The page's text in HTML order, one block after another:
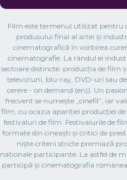
Film este termenul utilizat pentru
produsului final al artei și
cinematografică în vorbirea
cinematografie. La rândul ei
sectoare distincte: producția de film
televiziuni, blu-ray, DVD-uri sau
cerere - on demand (en)). Un
frecvent se numește „cinefil”, iar
film, cu ocazia apariției producției
festivaluri de film. Festivalurile de
formate din cineaști și critici de
niște criterii stricte premiază
naționale participante. La astfel de
participă și cinematografia